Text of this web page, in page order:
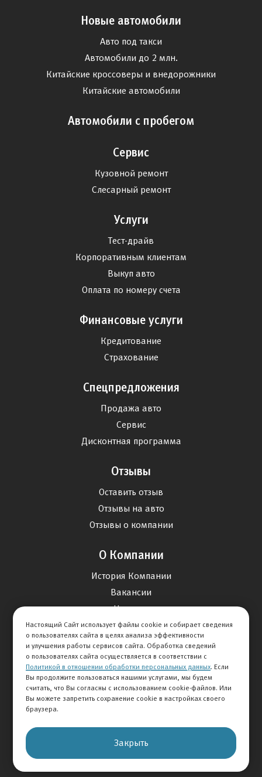
© 2026 АВТОМИР
Новые автомобили
Авто под такси
Автомобили до 2 млн.
Китайские кроссоверы и внедорожники
Китайские автомобили
Автомобили с пробегом
Сервис
Кузовной ремонт
Слесарный ремонт
Услуги
Тест-драйв
Корпоративным клиентам
Выкуп авто
Оплата по номеру счета
Финансовые услуги
Кредитование
Страхование
Спецпредложения
Продажа авто
Сервис
Дисконтная программа
Отзывы
Оставить отзыв
Отзывы на авто
Отзывы о компании
О Компании
История Компании
Вакансии
Новости
Карта сайта
Контакты
+7 495 292-60-60
Настоящий Сайт использует файлы cookie и собирает сведения
о пользователях сайта в целях анализа эффективности
и улучшения работы сервисов сайта. Обработка сведений
о пользователях сайта осуществляется в соответствии с
Политикой в отношении обработки персональных данных. Если
Вы продолжите пользоваться нашими услугами, мы будем
считать, что Вы согласны с использованием cookie-файлов. Или
Вы можете запретить сохранение cookie в настройках своего
браузера.
Закрыть